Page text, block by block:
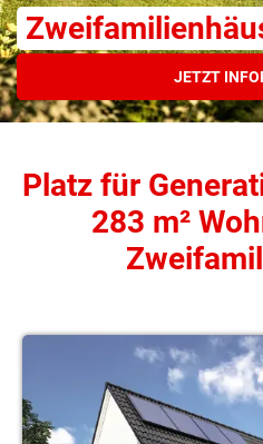
JETZT
Platz für
283 m²